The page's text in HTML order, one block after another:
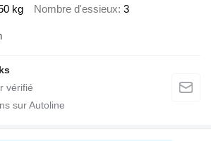
kg Nombre d'essieux 3
sur Autoline